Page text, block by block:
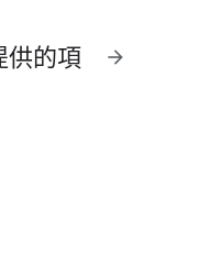
供的項
arrow_forward